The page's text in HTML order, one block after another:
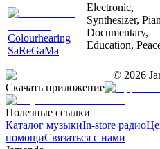
Colourhearing
SaReGaMa
Electronic,
Synthesizer,
Documentary,
Education,
© 2026
Скачать приложение
Полезные ссылки
Каталог музыкиIn-store радио
помощиСвязаться с нами